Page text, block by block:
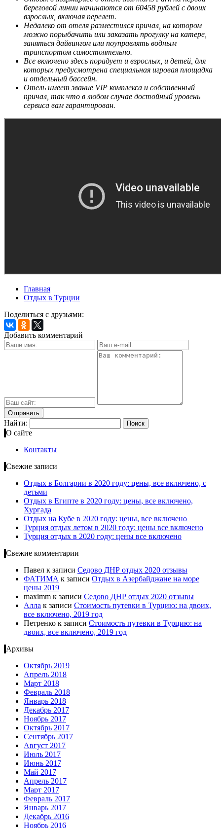
береговой линии начинаются от 60458 рублей с двоих
взрослых, включая перелет.
Недалеко от отеля разместился причал, на котором
можно порыбачить или заказать прогулку на катере,
заняться дайвингом или поуправлять водным
транспортом самостоятельно.
Все включено здесь порадует и взрослых, и детей, для
которых предусмотрена специальная игровая площадка
и отдельный бассейн.
Отель имеет звание VIP комплекса и собственный
причал, так что в любом случае достойный уровень
сервиса вам гарантирован.
Главная
Отдых в Турции
Поделиться с друзьями:
Добавить комментарий
Найти:
О сайте
Контакты
Свежие записи
Отдых в Болгарии в 2020 году: цены, все включено, с
детьми
Отдых в Египте в 2020 году: цены, все включено,
Хургада
Отдых на Кубе в 2020 году: цены, все включено
Турция отдых летом в 2020 году: цены все включено
Турция отдых в 2020 году: цены все включено
Свежие комментарии
Павел к записи Cедово ДНР отдых 2020 отзывы
ФАТИМА к записи Отдых в Азербайджане на море
цены 2019
maximm к записи Cедово ДНР отдых 2020 отзывы
Алла к записи Стоимость путевки в Турцию: на двоих,
все включено, 2019 год
Петренко к записи Стоимость путевки в Турцию: на
двоих, все включено, 2019 год
Архивы
Октябрь 2019
Апрель 2018
Март 2018
Февраль 2018
Январь 2018
Декабрь 2017
Ноябрь 2017
Октябрь 2017
Сентябрь 2017
Август 2017
Июль 2017
Июнь 2017
Май 2017
Апрель 2017
Март 2017
Февраль 2017
Январь 2017
Декабрь 2016
Ноябрь 2016